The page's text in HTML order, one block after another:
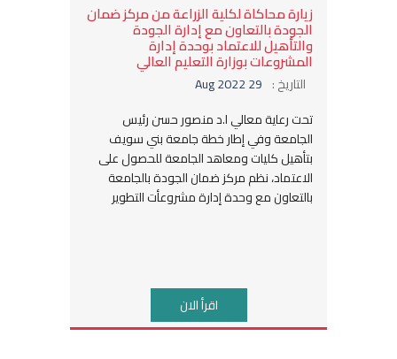
زيارة محاكاة لكلية الزراعة من مركز ضمان
الجودة بالتعاون مع إدارة الجودة
والتأهيل للاعتماد بوحدة إدارة
المشروعات بوزارة التعليم العالي
التاريخ : 29 Aug 2022
تحت رعاية معالي ا.د منصور حسن رئيس
الجامعة وفي إطار خطة جامعة بني سويف
بتأهيل كليات ومعاهد الجامعة للحصول على
الاعتماد، نظم مركز ضمان الجودة بالجامعة
بالتعاون مع وحدة إدارة مشروعأت التطوير
اقرأ الان